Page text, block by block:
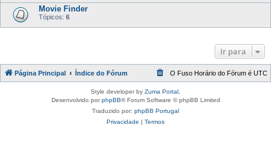
s
Movie Finder
Tópicos: 6
Ir para
Página Principal Índice do Fórum O Fuso Horário do Fórum é UTC
Style developer by Zuma Portal
Desenvolvido porphpBB® Forum Software © phpBB Limited
Traduzido por: phpBB Portugal
Privacidade | Termos